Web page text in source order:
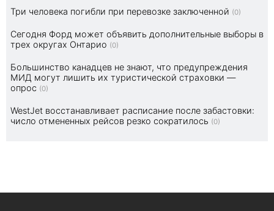
Три человека погибли при перевозке заключенной (0)
Сегодня Форд может объявить дополнительные выборы в
трех округах Онтарио (0)
Большинство канадцев не знают, что предупреждения
МИД могут лишить их туристической страховки —
опрос (0)
WestJet восстанавливает расписание после забастовки:
число отмененных рейсов резко сократилось (0)